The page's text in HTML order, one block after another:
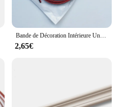
Bande de Décoration Intérieure Universelle Flexible Chromée, Garniture de Moulage, Style de Voiture, DIY, Paquet de 5m
2,65€